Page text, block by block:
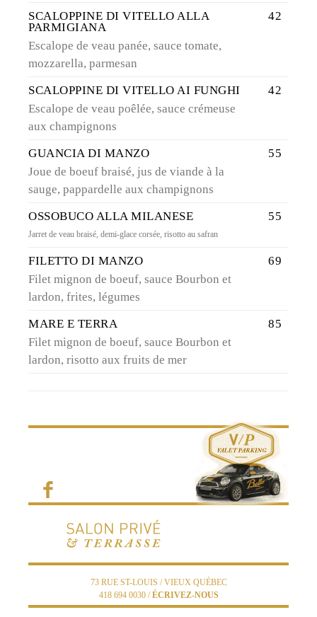
SCALOPPINE DI VITELLO ALLA
PARMIGIANA
Escalope de veau panée, sauce tomate,
mozzarella, parmesan
42
SCALOPPINE DI VITELLO AI FUNGHI
Escalope de veau poêlée, sauce crémeuse
aux champignons
42
GUANCIA DI MANZO
Joue de boeuf braisé, jus de viande à la
sauge, pappardelle aux champignons
55
OSSOBUCO ALLA MILANESE
Jarret de veau braisé, demi-glace corsée, risotto au safran
55
FILETTO DI MANZO
Filet mignon de boeuf, sauce Bourbon et
lardon, frites, légumes
69
MARE E TERRA
Filet mignon de boeuf, sauce Bourbon et
lardon, risotto aux fruits de mer
85
73 RUE ST-LOUIS / VIEUX QUÉBEC
418 694 0030 /ÉCRIVEZ-NOUS